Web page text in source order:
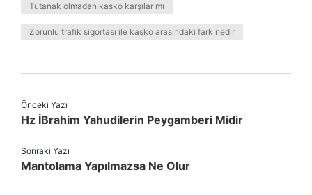
Tutanak olmadan kasko karşılar mı
Zorunlu trafik sigortası ile kasko arasındaki fark nedir
Önceki Yazı
Hz İBrahim Yahudilerin Peygamberi Midir
Sonraki Yazı
Mantolama Yapılmazsa Ne Olur